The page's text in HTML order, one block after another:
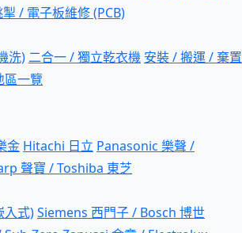
/ 電子板維修 (PCB)
洗) 二合一 / 獨立乾衣機 安裝 / 搬運 / 棄置
區一覽
金 Hitachi 日立 Panasonic 樂聲 /
聲寶 / Toshiba 東芝
入式)Siemens 西門子 / Bosch 博世